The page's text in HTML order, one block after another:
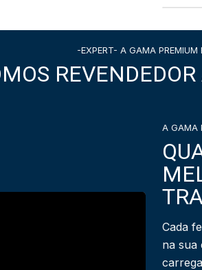
-EXPERT- A GAMA PREMIUM
A GAMA
Cada
na sua